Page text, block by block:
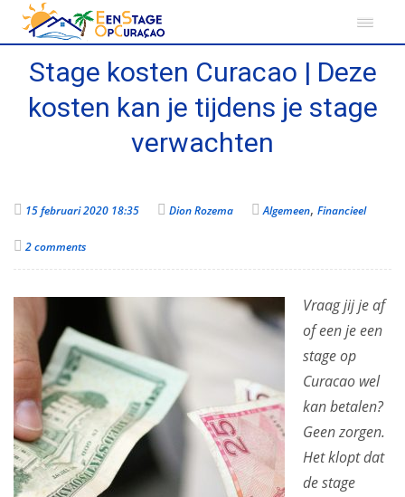
Stage kosten Curacao | Deze
kosten kan je tijdens je stage
verwachten
15 februari 2020 18:35 Dion Rozema Algemeen, Financieel
2 comments
Vraag jij je af
of een je een
stage op
Curacao wel
kan betalen?
Geen zorgen.
Het klopt dat
de stage